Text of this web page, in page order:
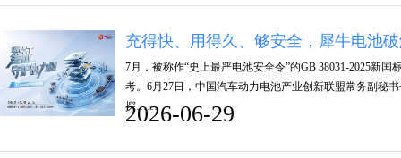
充得快、用得久、够安全，犀牛电池
7月，被称作“史上最严电池安全令”的GB 38031-2025新
考。6月27日，中国汽车动力电池产业创新联盟常务副秘
探……
2026-06-29